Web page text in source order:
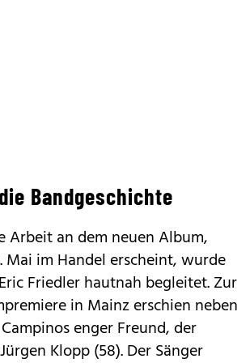
Bandgeschichte
Arbeit an dem neuen Album,
Mai im Handel erscheint, wurde
Friedler hautnah begleitet. Zur
in Mainz erschien neben
enger Freund, der
Klopp (58). Der Sänger